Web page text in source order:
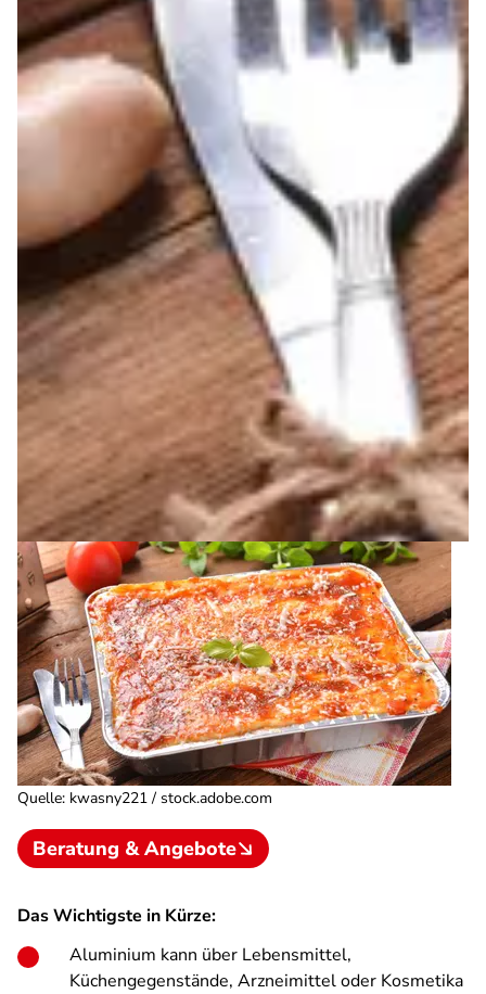
Quelle: kwasny221 / stock.adobe.com
Beratung & Angebote
Das Wichtigste in Kürze:
Aluminium kann über Lebensmittel,
Küchengegenstände, Arzneimittel oder Kosmetika